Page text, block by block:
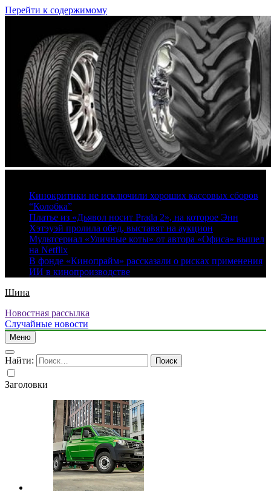
Перейти к содержимому
Кинокритики не исключили хороших кассовых сборов
“Колобка”
Платье из «Дьявол носит Prada 2», на которое Энн
Хэтэуэй пролила обед, выставят на аукцион
Мультсериал «Уличные коты» от автора «Офиса» вышел
на Netflix
В фонде «Кинопрайм» рассказали о рисках применения
ИИ в кинопроизводстве
Шина
Новостная рассылка
Случайные новости
Меню
Найти:
Заголовки